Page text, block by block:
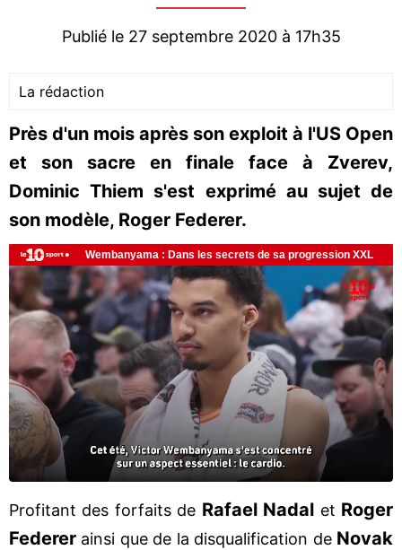
Publié le 27 septembre 2020 à 17h35
La rédaction
Près d'un mois après son exploit à l'US Open
et son sacre en finale face à Zverev,
Dominic Thiem s'est exprimé au sujet de
son modèle, Roger Federer.
Profitant des forfaits de Rafael Nadal et Roger
Federer ainsi que de la disqualification de Novak